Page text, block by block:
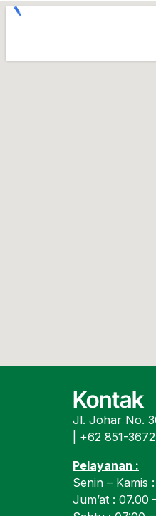
Kontak
Jl. Johar No.
| +62 851-
Pelayanan :
Senin – Kamis
Jum’at : 07.00